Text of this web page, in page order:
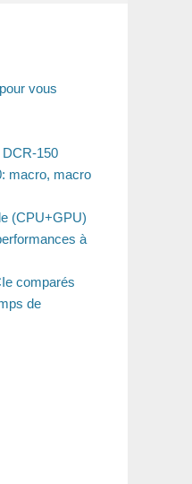
vous
DCR-150
macro, macro
(CPU+GPU)
à
comparés
de